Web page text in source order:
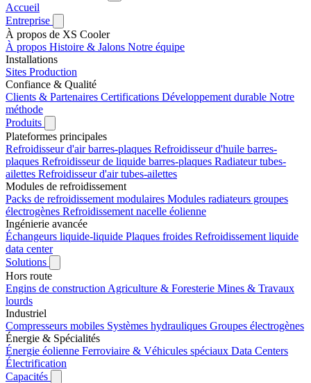
Accueil
Entreprise
À propos de XS Cooler
À propos Histoire & Jalons Notre équipe
Installations
Sites Production
Confiance & Qualité
Clients & Partenaires Certifications Développement durable Notre
méthode
Produits
Plateformes principales
Refroidisseur d'air barres-plaques Refroidisseur d'huile barres-
plaques Refroidisseur de liquide barres-plaques Radiateur tubes-
ailettes Refroidisseur d'air tubes-ailettes
Modules de refroidissement
Packs de refroidissement modulaires Modules radiateurs groupes
électrogènes Refroidissement nacelle éolienne
Ingénierie avancée
Échangeurs liquide-liquide Plaques froides Refroidissement liquide
data center
Solutions
Hors route
Engins de construction Agriculture & Foresterie Mines & Travaux
lourds
Industriel
Compresseurs mobiles Systèmes hydrauliques Groupes électrogènes
Énergie & Spécialités
Énergie éolienne Ferroviaire & Véhicules spéciaux Data Centers
Électrification
Capacités